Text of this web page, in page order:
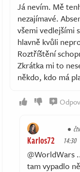
Já nevím. Mě
nezajímavé.
všemi vedlejšími
hlavně kvůli
Roztříštění
Zkrátka mi to
někdo, kdo má
Karlos72
14:30
@WorldWars
tam vypadlo